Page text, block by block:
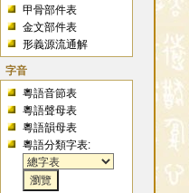
甲骨部件表
金文部件表
形義源流通解
字音
粵語音節表
粵語聲母表
粵語韻母表
粵語分類字表: